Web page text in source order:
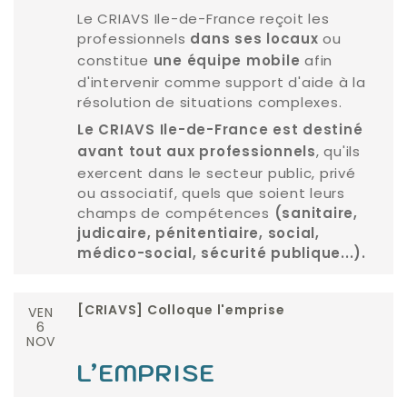
Le CRIAVS Ile-de-France reçoit les
professionnels dans ses locaux ou
constitue une équipe mobile afin
d'intervenir comme support d'aide à la
résolution de situations complexes.
Le CRIAVS Ile-de-France est destiné
avant tout aux professionnels, qu'ils
exercent dans le secteur public, privé
ou associatif, quels que soient leurs
champs de compétences (sanitaire,
judicaire, pénitentiaire, social,
médico-social, sécurité publique...).
VEN
6
NOV
[CRIAVS] Colloque l'emprise
L’EMPRISE